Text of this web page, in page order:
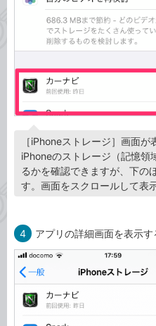
［iPhoneストレージ］画面
iPhoneのストレージ（記憶領
るかを確認できますが、下の
す。画面をスクロールして表
4 アプリの詳細画面を表示す